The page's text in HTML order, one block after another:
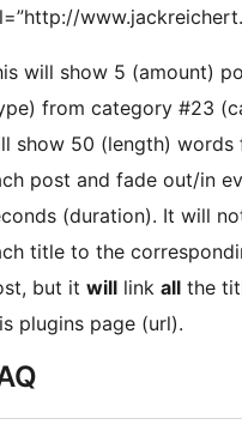
will show 5 (amount)
from category #23
show 50 (length) words
post and fade out/in
(duration). It will
title to the
but it will link all the
plugins page (url).